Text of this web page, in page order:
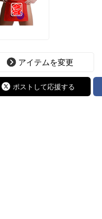
アイテムを変更
ポストして応援する